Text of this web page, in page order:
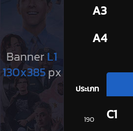
A3
A4
ประเภท
การ์ตูน
190
C1